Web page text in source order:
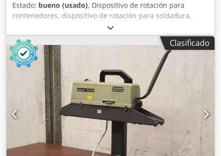
Estado: bueno (usado), Dispositivo de rotación para
contenedores, dispositivo de rotación para soldadura,
mesa giratoria para soldadura, dispositivo de soldadura,
mesa giratoria para soldadura, mesa giratoria e inclinable
para soldadura, dispositivo de rotación para soldadura,
mesa giratoria e inclinable para soldadura. Dwsdpfx Akjxm
Sqrslsa -Dispositivo de rotación para soldadura: longitud
de rotación de 3130 mm -Plato giratorio: Ø 800 mm -Altura
máxima: 870 mm -Velocidad de rotación: regulable
electrónicamente de forma continua, de 0 a 3 RPM -
Transmisión: servomotor de 1/1,6 kW con refrigeración,
véase la foto de la placa de características -Sentido de
rotación: rotación a la derecha/izquierda -Ejes: 1 unidad -
Inclinable: No -Ajuste de altura: No -Dimensiones de
transporte: 3890/900/A1420 mm -Peso: 880 kg
Clasificado